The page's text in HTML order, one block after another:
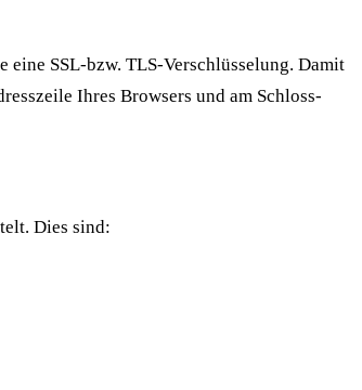
eine SSL-bzw. TLS-Verschlüsselung. Damit
Ihres Browsers und am Schloss-
Dies sind: